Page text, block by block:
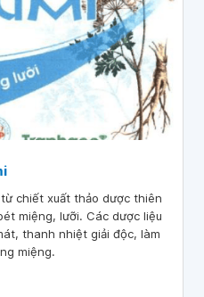
chiết xuất thảo dược thiên
miệng, lưỡi. Các dược liệu
thanh nhiệt giải độc, làm
miệng.